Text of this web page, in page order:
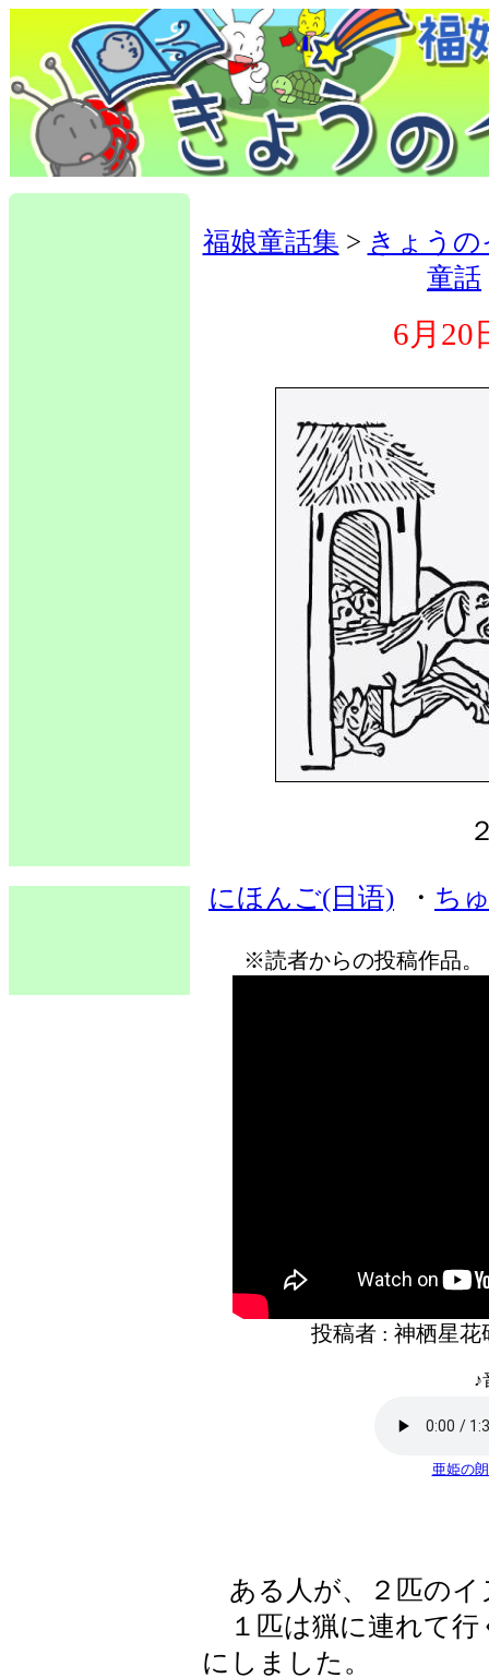
福娘童話集 > きょう
童話
6月20
にほんご(日语) ・ ち
※読者からの投稿作品
投稿者 : 神栖星
♪
亜姫の
ある人が、２匹のイ
１匹は猟に連れて行
にしました。